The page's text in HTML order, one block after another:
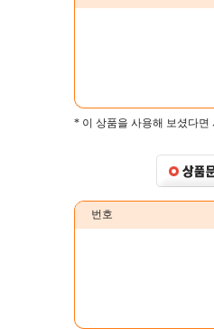
* 이 상품을 사용해 보셨다
번호